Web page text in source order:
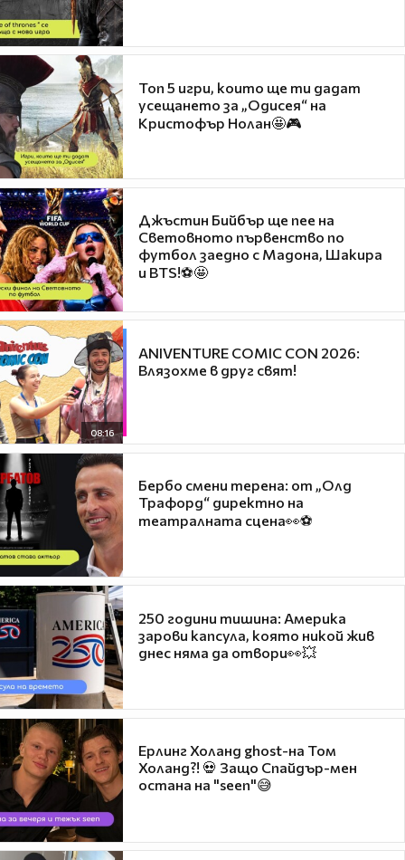
Топ 5 игри, които ще ти дадат
усещането за „Одисея“ на
Кристофър Нолан🤩🎮
Джъстин Бийбър ще пее на
Световното първенство по
футбол заедно с Мадона, Шакира
и BTS!⚽🤩
08:16
ANIVENTURE COMIC CON 2026:
Влязохме в друг свят!
Бербо смени терена: от „Олд
Трафорд“ директно на
театралната сцена👀⚽
250 години тишина: Америка
зарови капсула, която никой жив
днес няма да отвори👀💥
Ерлинг Холанд ghost-на Том
Холанд?! 💀 Защо Спайдър-мен
остана на "seen"😅